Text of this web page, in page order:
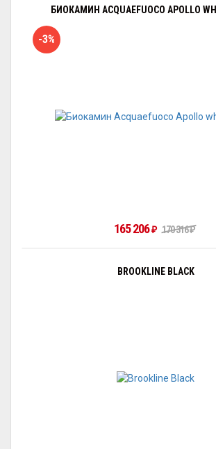
БИОКАМИН ACQUAEFUOCO APOLLO
-3%
165 206 ₽ 170 316₽
BROOKLINE BLACK